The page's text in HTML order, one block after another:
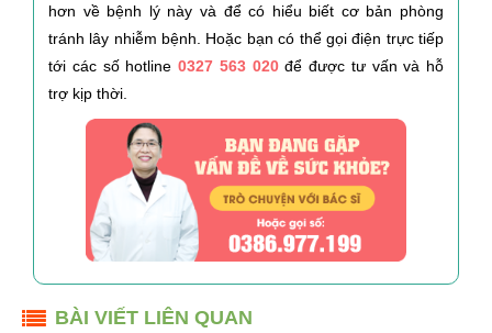
hơn về bệnh lý này và để có hiểu biết cơ bản phòng
tránh lây nhiễm bệnh. Hoặc bạn có thể gọi điện trực tiếp
tới các số hotline 0327 563 020để được tư vấn và hỗ
trợ kịp thời.
BÀI VIẾT LIÊN QUAN